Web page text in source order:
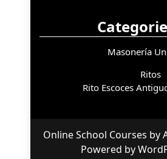
Masonería
Ritos
Rito Escoces
Online School Courses by
Powered by